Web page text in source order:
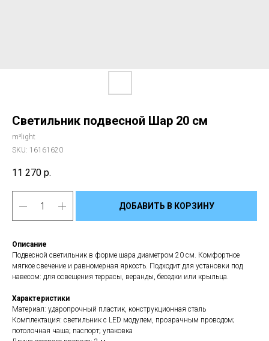
Светильник подвесной Шар 20 см
m³light
SKU: 16161620
11 270 р.
ДОБАВИТЬ В КОРЗИНУ
Описание
Подвесной светильник в форме шара диаметром 20 см. Комфортное
мягкое свечение и равномерная яркость. Подходит для установки под
навесом: для освещения террасы, веранды, беседки или крыльца.
Характеристики
Материал: ударопрочный пластик, конструкционная сталь
Комплектация: светильник с LED модулем, прозрачным проводом;
потолочная чаша; паспорт; упаковка